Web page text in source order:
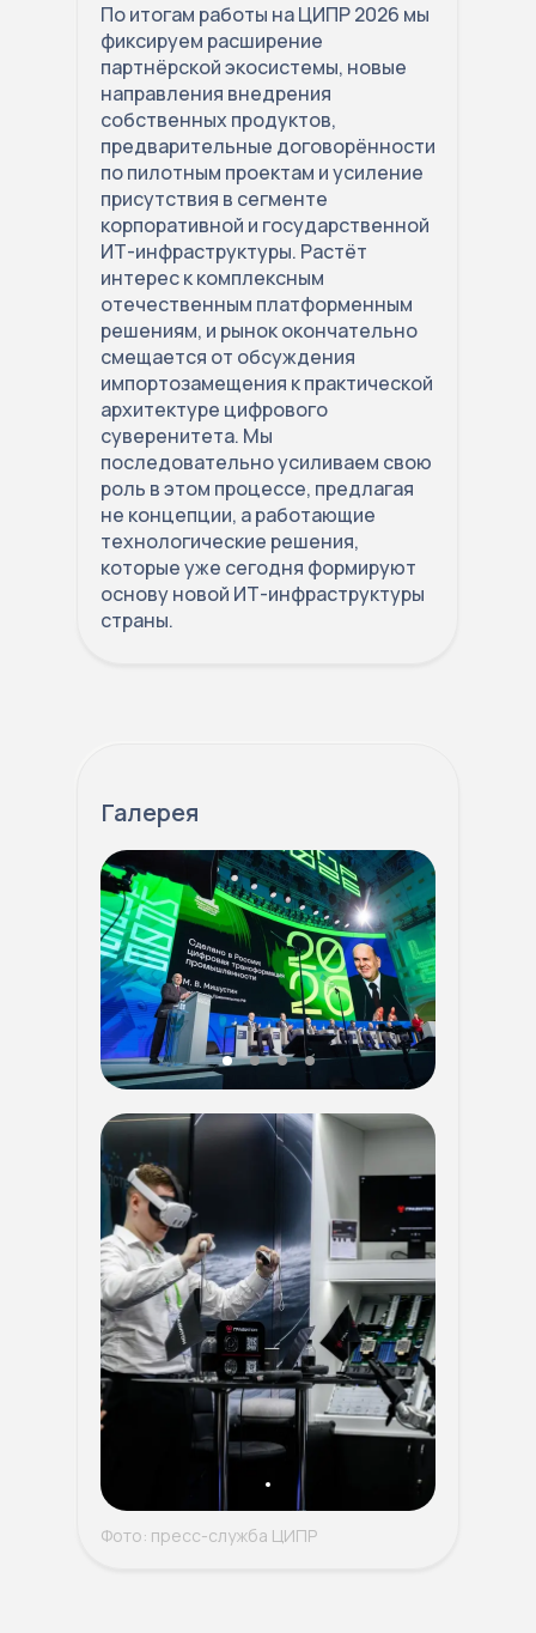
По итогам работы на ЦИПР 2026 мы
фиксируем расширение
партнёрской экосистемы, новые
направления внедрения
собственных продуктов,
предварительные договорённости
по пилотным проектам и усиление
присутствия в сегменте
корпоративной и государственной
ИТ-инфраструктуры. Растёт
интерес к комплексным
отечественным платформенным
решениям, и рынок окончательно
смещается от обсуждения
импортозамещения к практической
архитектуре цифрового
суверенитета. Мы
последовательно усиливаем свою
роль в этом процессе, предлагая
не концепции, а работающие
технологические решения,
которые уже сегодня формируют
основу новой ИТ-инфраструктуры
страны.
Галерея
Фото: пресс-служба ЦИПР